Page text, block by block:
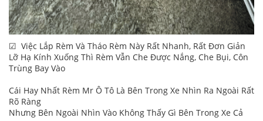
☑ Việc Lắp Rèm Và Tháo Rèm Này Rất Nhanh, Rất Đơn Giản
Lỡ Hạ Kính Xuống Thì Rèm Vẫn Che Được Nắng, Che Bụi, Côn
Trùng Bay Vào
Cái Hay Nhất Rèm Mr Ô Tô Là Bên Trong Xe Nhìn Ra Ngoài Rất
Rõ Ràng
Nhưng Bên Ngoài Nhìn Vào Không Thấy Gì Bên Trong Xe Cả